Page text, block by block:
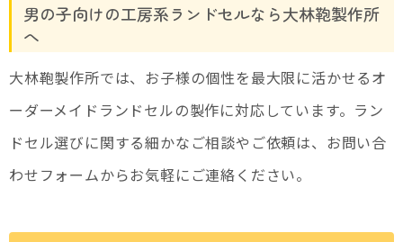
男の子向けの工房系ランドセルなら大林鞄製作所
へ
大林鞄製作所では、お子様の個性を最大限に活かせるオ
ーダーメイドランドセルの製作に対応しています。ラン
ドセル選びに関する細かなご相談やご依頼は、お問い合
わせフォームからお気軽にご連絡ください。